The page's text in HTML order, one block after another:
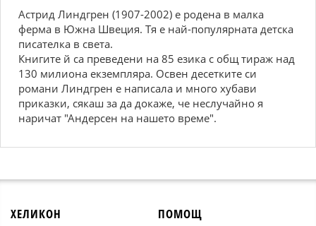
Астрид Линдгрен (1907-2002) е родена в малка
ферма в Южна Швеция. Тя е най-популярната детска
писателка в света.
Книгите й са преведени на 85 езика с общ тираж над
130 милиона екземпляра. Освен десетките си
романи Линдгрен е написала и много хубави
приказки, сякаш за да докаже, че неслучайно я
наричат "Андерсен на нашето време".
ХЕЛИКОН ПОМОЩ